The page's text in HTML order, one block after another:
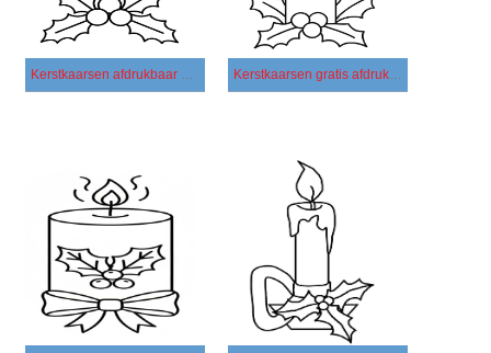
Kerstkaarsen afdrukbaar basis Kerstkaarsen gratis afdrukbaar